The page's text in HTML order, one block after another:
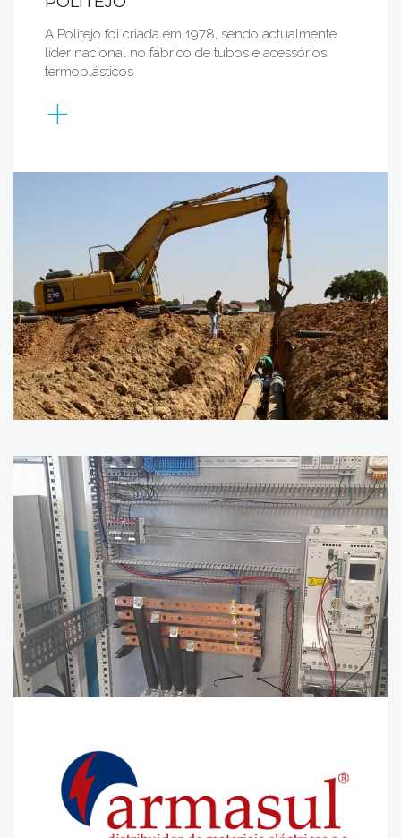
A Politejo foi criada em 1978, sendo actualmente
líder nacional no fabrico de tubos e acessórios
termoplásticos
+